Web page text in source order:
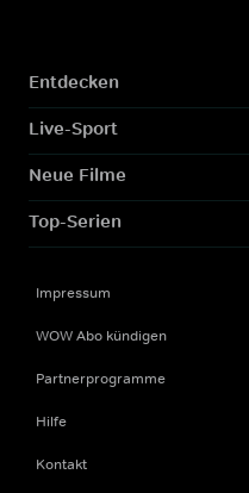
Entdecken
Live-Sport
Neue Filme
Top-Serien
Impressum
WOW Abo kündigen
Partnerprogramme
Hilfe
Kontakt